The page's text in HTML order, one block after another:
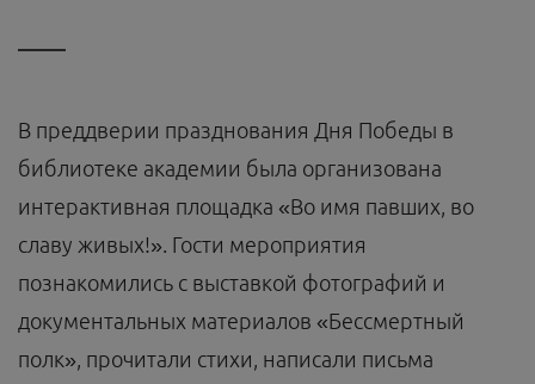
В преддверии празднования Дня Победы в
библиотеке академии была организована
интерактивная площадка «Во имя павших, во
славу живых!». Гости мероприятия
познакомились с выставкой фотографий и
документальных материалов «Бессмертный
полк», прочитали стихи, написали письма